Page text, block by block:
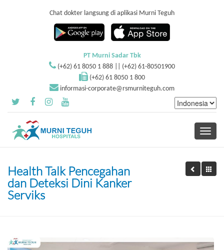
Chat dokter langsung di aplikasi Murni Teguh
PT Murni Sadar Tbk
(+62) 61 8050 1 888 || (+62) 61-80501900
(+62) 61 8050 1 800
informasi-corporate@rsmurniteguh.com
Toggle
Health Talk Pencegahan
dan Deteksi Dini Kanker
Serviks